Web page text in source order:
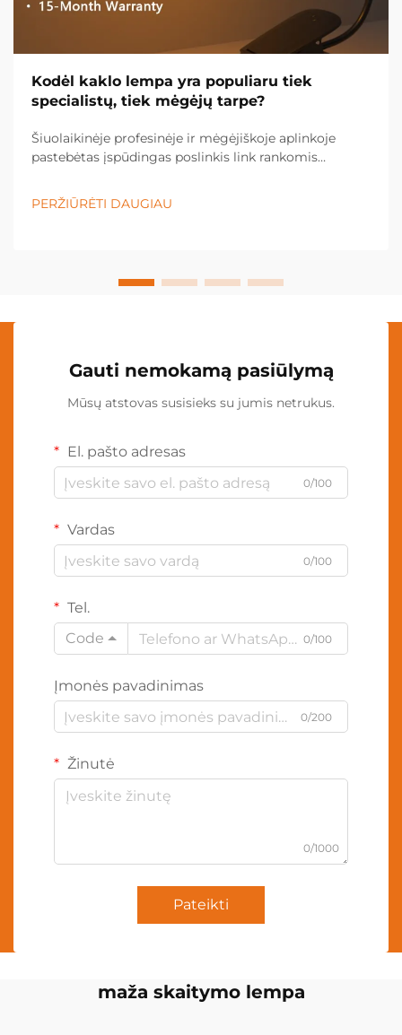
Kodėl kaklo lempa yra populiaru tiek
specialistų, tiek mėgėjų tarpe?
Šiuolaikinėje profesinėje ir mėgėjiškoje aplinkoje
pastebėtas įspūdingas poslinkis link rankomis
tapo būtina įranga įvairiose pramonės šakose ir
asmeninėse srityse. Šis inovacinis apšvietimas...
PERŽIŪRĖTI DAUGIAU
Gauti nemokamą pasiūlymą
Mūsų atstovas susisieks su jumis netrukus.
El. pašto adresas
0/100
Vardas
0/100
Tel.
Code
0/100
Įmonės pavadinimas
0/200
Žinutė
0/1000
Pateikti
maža skaitymo lempa